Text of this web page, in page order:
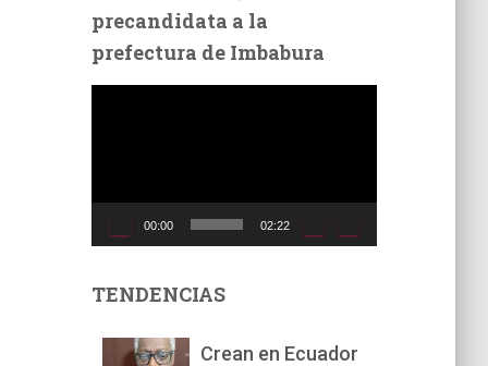
precandidata a la
prefectura de Imbabura
t
00:00 02:22
TENDENCIAS
Crean en Ecuador